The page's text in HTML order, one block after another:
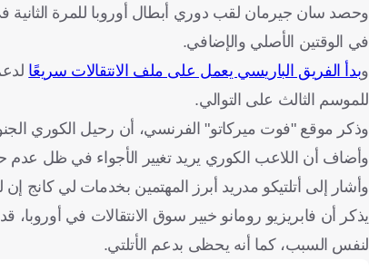
في الوقتين الأصلي والإضافي.
وبدأ الفريق الباريسي يعمل على ملف الانتقالات سريعًا
للموسم الثالث على التوالي.
وذكر موقع "فوت ميركاتو" الفرنسي، أن رحيل الكوري
وأضاف أن اللاعب الكوري يريد تغيير الأجواء في ظل عدم
وأشار إلى أتلتيكو مدريد أبرز المهتمين بخدمات لي
يذكر أن فابريزيو رومانو خبير سوق الانتقالات في
لنفس السبب، كما أنه يحظى بدعم الأتلتي.